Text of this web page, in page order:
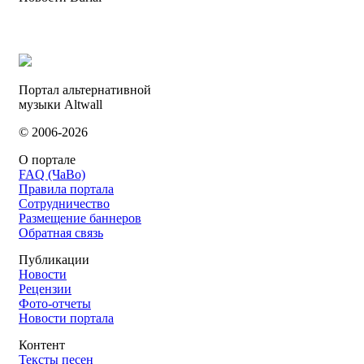
Портал альтернативной
музыки Altwall
© 2006-2026
О портале
FAQ (ЧаВо)
Правила портала
Сотрудничество
Размещение баннеров
Обратная связь
Публикации
Новости
Рецензии
Фото-отчеты
Новости портала
Контент
Тексты песен